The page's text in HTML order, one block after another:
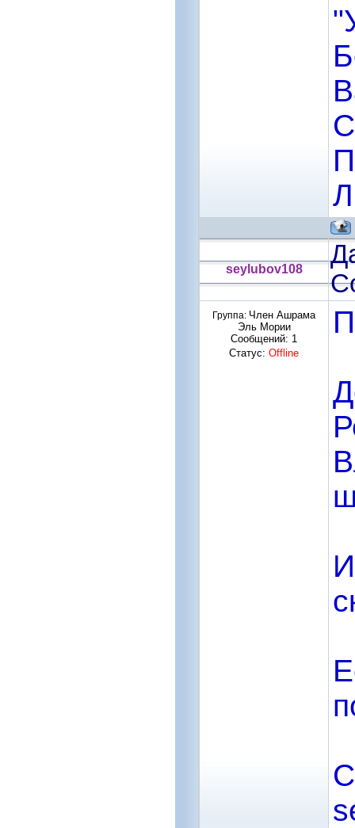
seylubov108
Группа: Член Ашрама
Эль Мории
Сообщений: 1
Статус: Offline